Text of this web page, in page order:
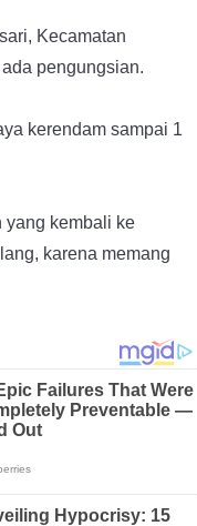
Kecamatan
pengungsian.
kerendam sampai 1
yang kembali ke
karena memang